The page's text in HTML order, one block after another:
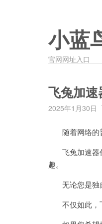
小蓝
官网网址入口
飞兔加速
2025年1月30日
随着网络的普
飞兔加速器
趣。
无论您是独自
不仅如此，飞